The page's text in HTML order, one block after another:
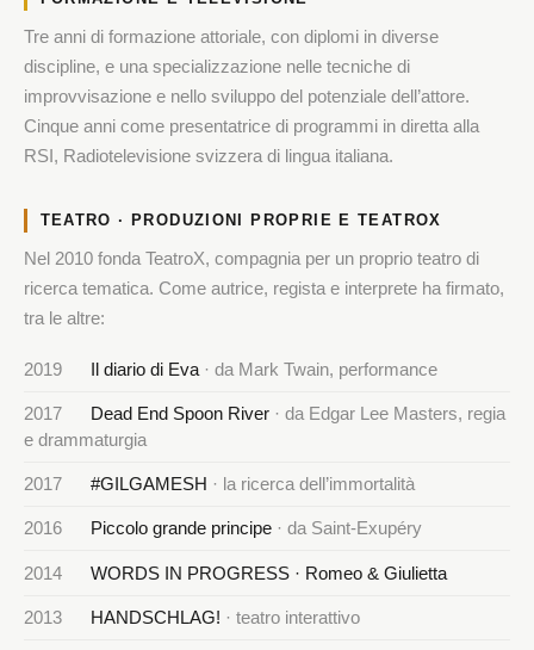
Tre anni di formazione attoriale, con diplomi in diverse
discipline, e una specializzazione nelle tecniche di
improvvisazione e nello sviluppo del potenziale dell’attore.
Cinque anni come presentatrice di programmi in diretta alla
RSI, Radiotelevisione svizzera di lingua italiana.
TEATRO · PRODUZIONI PROPRIE E TEATROX
Nel 2010 fonda TeatroX, compagnia per un proprio teatro di
ricerca tematica. Come autrice, regista e interprete ha firmato,
tra le altre:
2019 Il diario di Eva · da Mark Twain, performance
2017 Dead End Spoon River · da Edgar Lee Masters, regia
e drammaturgia
2017 #GILGAMESH · la ricerca dell’immortalità
2016 Piccolo grande principe · da Saint-Exupéry
2014 WORDS IN PROGRESS · Romeo & Giulietta
2013 HANDSCHLAG! · teatro interattivo